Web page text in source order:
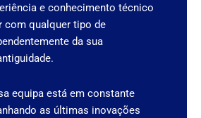
e conhecimento técnico
com qualquer tipo de
da sua
equipa está em constante
as últimas inovações